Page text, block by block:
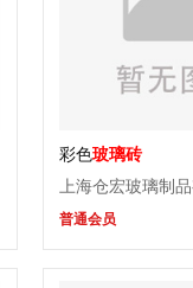
彩色玻璃砖
上海仓宏玻璃制品
普通会员